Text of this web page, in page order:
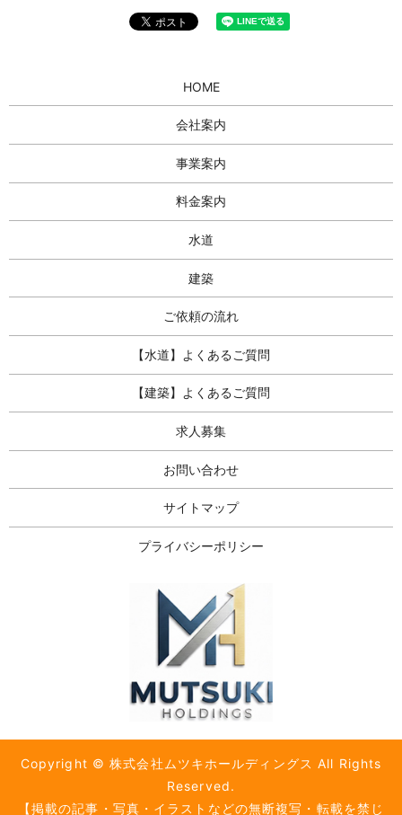
HOME
会社案内
事業案内
料金案内
水道
建築
ご依頼の流れ
【水道】よくあるご質問
【建築】よくあるご質問
求人募集
お問い合わせ
サイトマップ
プライバシーポリシー
Copyright © 株式会社ムツキホールディングス All Rights
Reserved.
【掲載の記事・写真・イラストなどの無断複写・転載を禁じ